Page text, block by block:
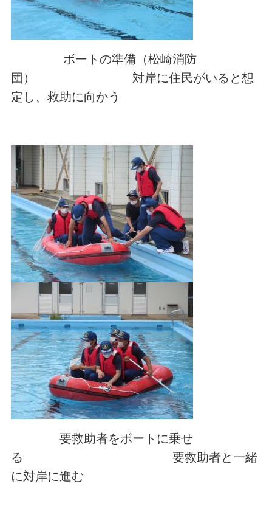
ボートの準備（松崎消防
団） 対岸に住民がいると想
定し、救助に向かう
要救助者をボートに乗せ
る 要救助者と一緒
に対岸に進む